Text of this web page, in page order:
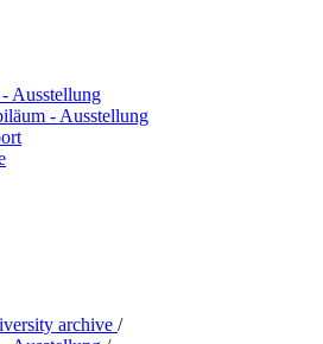
Ausstellung
- Ausstellung
archive /